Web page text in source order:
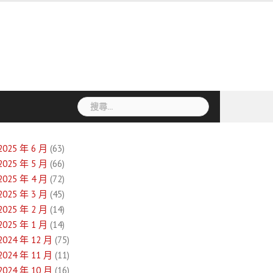
搜
尋
年 6 月 (63)
年 5 月 (66)
年 4 月 (72)
年 3 月 (45)
年 2 月 (14)
年 1 月 (14)
年 12 月 (75)
年 11 月 (11)
年 10 月 (16)